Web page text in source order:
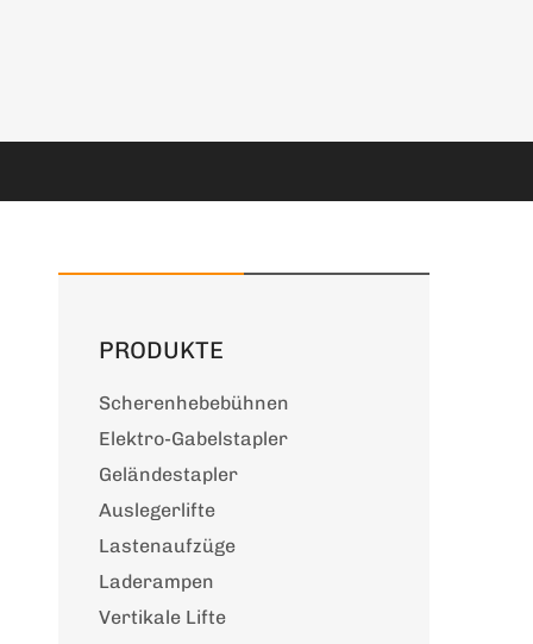
PRODUKTE
Scherenhebebühnen
Elektro-Gabelstapler
Geländestapler
Auslegerlifte
Lastenaufzüge
Laderampen
Vertikale Lifte